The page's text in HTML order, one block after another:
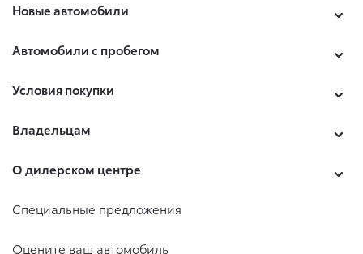
Новые автомобили
Автомобили с пробегом
Условия покупки
Владельцам
О дилерском центре
Специальные предложения
Оцените ваш автомобиль